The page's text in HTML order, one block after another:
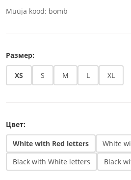
Müüja kood: bomb
Размер:
XS S M L XL
Цвет:
White with Red letters
White
Black with White letters
Black